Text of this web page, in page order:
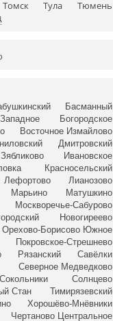
Томск Тула
Тюмень
Басманный
Богородское
Восточное Измайлово
Дмитровский
Зябликово
Ивановское
Красносельский
Лефортово
Лианозово
Марьино
Матушкино
Москворечье-Сабурово
Новогиреево
Орехово-Борисово Южное
Покровское-Стрешнево
Рязанский
Савёлки
Северное Медведково
Сокольники
Солнцево
Стан
Тимирязевский
Хорошёво-Мнёвники
Чертаново Центральное